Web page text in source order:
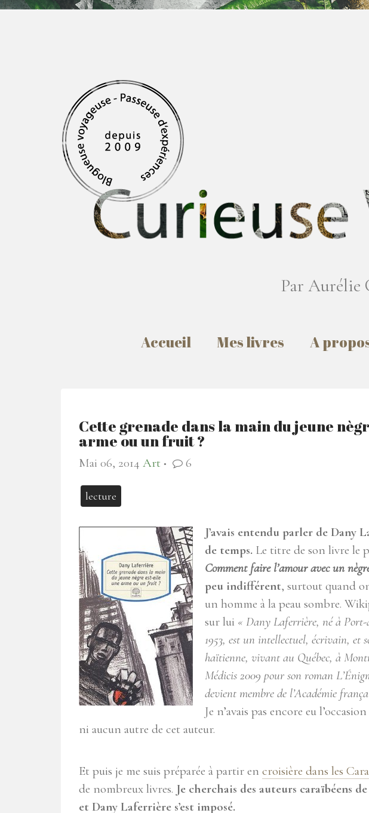
Par Aurélie
Accueil Mes livres A
Cette grenade dans la main du jeune
arme ou un fruit ?
Mai 06, 2014 Art ● 6
lecture
J’avais entendu parler de Dany
de temps. Le titre de son livre le
Comment faire l’amour avec un
peu indifférent, surtout quand
un homme à la peau sombre.
sur lui « Dany Laferrière, né à
1953, est un intellectuel, écrivain, et
haïtienne, vivant au Québec, à
Médicis 2009 pour son roman
devient membre de l’Académie
Je n’avais pas encore eu
ni aucun autre de cet auteur.
Et puis je me suis préparée à partir en croisière dans les
de nombreux livres. Je cherchais des auteurs caraïbéens
et Dany Laferrière s’est imposé.